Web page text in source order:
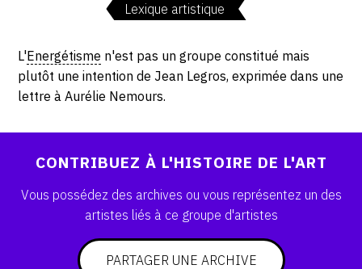
ACTUALITÉS DU MONDE DE L'ART
LEXIQUE ARTISTIQUE
SERVICES
ABONNEMENTS DÉDIÉS AUX GALERISTES
CRÉER SON SITE ARTISTE
Lexique artistique
L'Energétisme n'est pas un groupe constitué mais
plutôt une intention de Jean Legros, exprimée dans une
lettre à Aurélie Nemours.
CONTRIBUEZ À L'HISTOIRE DE L'ART
Vous possédez des archives ou vous représentez un des
artistes liés à ce groupe d'artistes
PARTAGER UNE ARCHIVE